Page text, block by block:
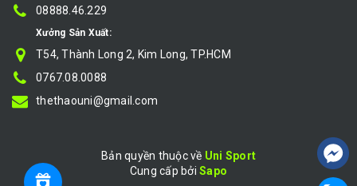
08888.46.229
Xưởng Sản Xuất:
T54, Thành Long 2, Kim Long, TP.HCM
0767.08.0088
thethaouni@gmail.com
Bản quyền thuộc về Uni Sport
|
Cung cấp bởiSapo